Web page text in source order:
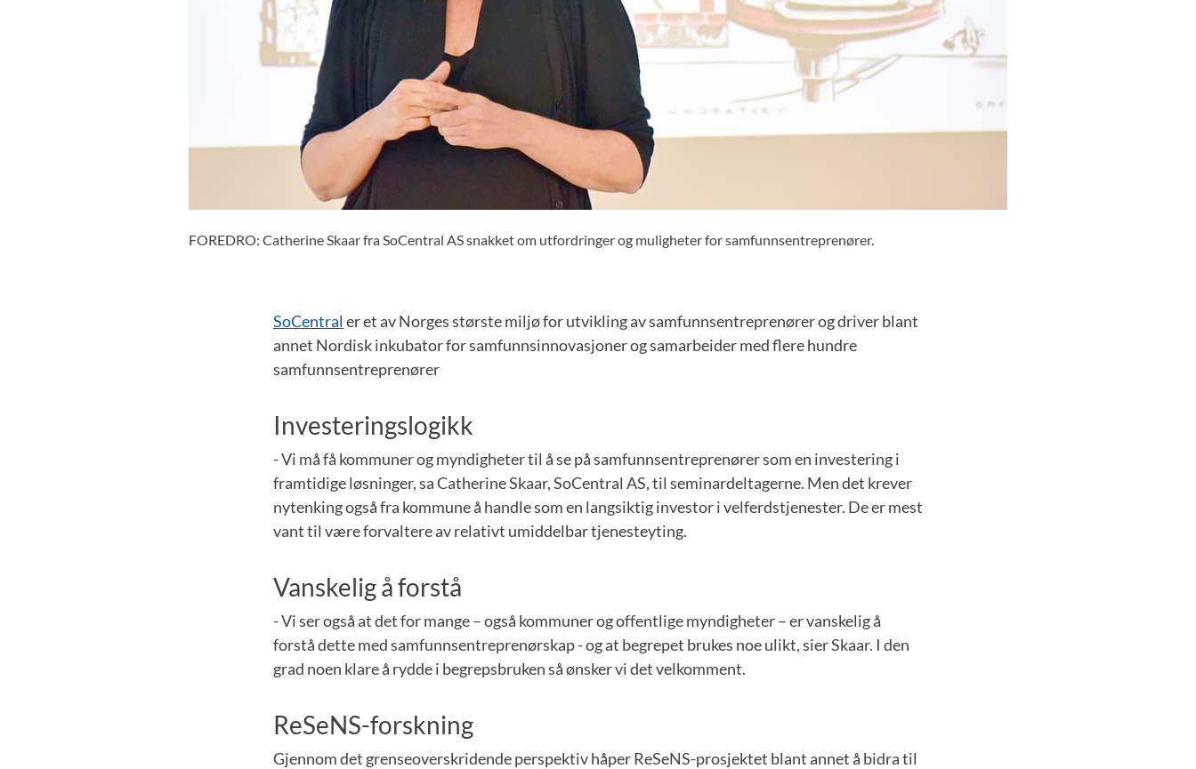
FOREDRO: Catherine Skaar fra SoCentral AS snakket om utfordringer og muligheter for samfunnsentreprenører.
SoCentral er et av Norges største miljø for utvikling av samfunnsentreprenører og driver blant
annet Nordisk inkubator for samfunnsinnovasjoner og samarbeider med flere hundre
samfunnsentreprenører
Investeringslogikk
- Vi må få kommuner og myndigheter til å se på samfunnsentreprenører som en investering i
framtidige løsninger, sa Catherine Skaar, SoCentral AS, til seminardeltagerne. Men det krever
nytenking også fra kommune å handle som en langsiktig investor i velferdstjenester. De er mest
vant til være forvaltere av relativt umiddelbar tjenesteyting.
Vanskelig å forstå
- Vi ser også at det for mange – også kommuner og offentlige myndigheter – er vanskelig å
forstå dette med samfunnsentreprenørskap - og at begrepet brukes noe ulikt, sier Skaar. I den
grad noen klare å rydde i begrepsbruken så ønsker vi det velkomment.
ReSeNS-forskning
Gjennom det grenseoverskridende perspektiv håper ReSeNS-prosjektet blant annet å bidra til